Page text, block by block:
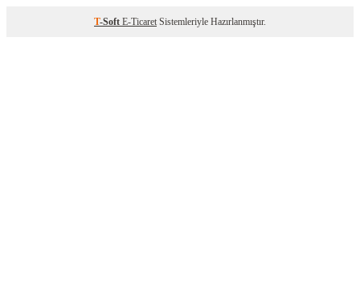
T-Soft E-Ticaret Sistemleriyle Hazırlanmıştır.